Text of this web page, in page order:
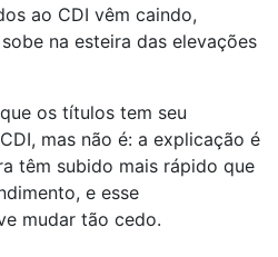
ao CDI vêm caindo,
na esteira das elevações
os títulos tem seu
mas não é: a explicação é
têm subido mais rápido que
e esse
mudar tão cedo.